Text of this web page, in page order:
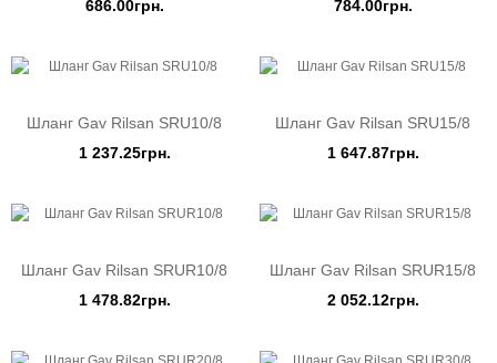
686.00грн.
784.00грн.
Шланг Gav Rilsan SRU10/8
1 237.25грн.
Шланг Gav Rilsan SRU15/8
1 647.87грн.
Шланг Gav Rilsan SRUR10/8
1 478.82грн.
Шланг Gav Rilsan SRUR15/8
2 052.12грн.